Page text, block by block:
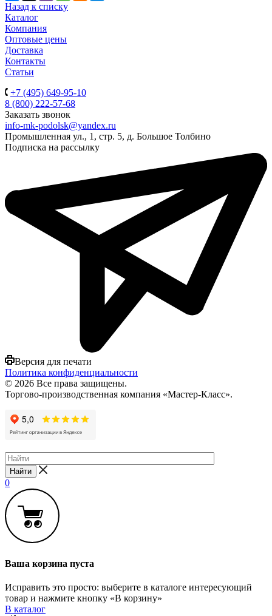
Назад к списку
Каталог
Компания
Оптовые цены
Доставка
Контакты
Статьи
+7 (495) 649-95-10
8 (800) 222-57-68
Заказать звонок
info-mk-podolsk@yandex.ru
Промышленная ул., 1, стр. 5, д. Большое Толбино
Подписка на рассылку
Версия для печати
Политика конфиденциальности
© 2026 Все права защищены.
Торгово-производственная компания «Мастер-Класс».
Найти
0
Ваша корзина пуста
Исправить это просто: выберите в каталоге интересующий
товар и нажмите кнопку «В корзину»
В каталог